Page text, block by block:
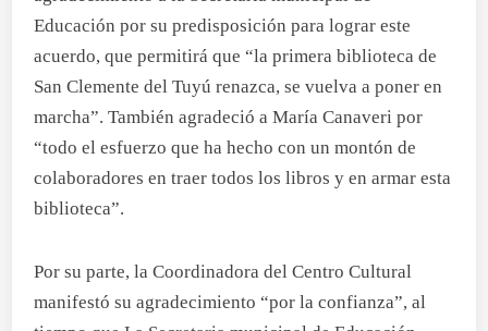
Educación por su predisposición para lograr este
acuerdo, que permitirá que “la primera biblioteca de
San Clemente del Tuyú renazca, se vuelva a poner en
marcha”. También agradeció a María Canaveri por
“todo el esfuerzo que ha hecho con un montón de
colaboradores en traer todos los libros y en armar esta
biblioteca”.
Por su parte, la Coordinadora del Centro Cultural
manifestó su agradecimiento “por la confianza”, al